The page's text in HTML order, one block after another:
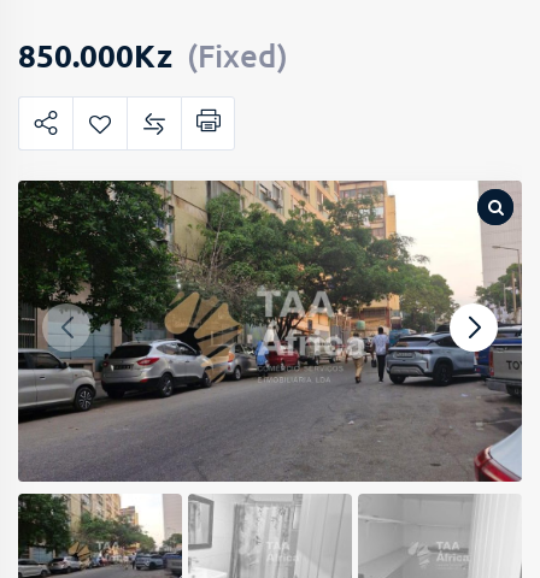
850.000Kz (Fixed)